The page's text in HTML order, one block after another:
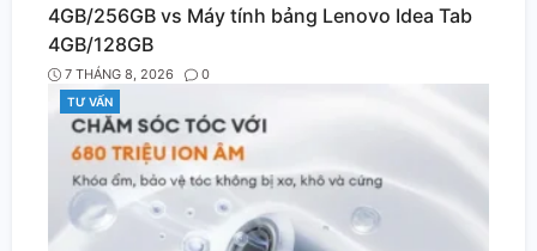
4GB/256GB vs Máy tính bảng Lenovo Idea Tab
4GB/128GB
7 THÁNG 8, 2026
0
CATEGORIES
TƯ VẤN